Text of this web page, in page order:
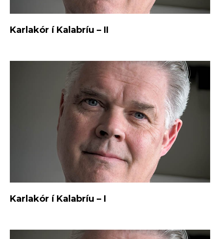
Karlakór í Kalabríu – II
Karlakór í Kalabríu – I